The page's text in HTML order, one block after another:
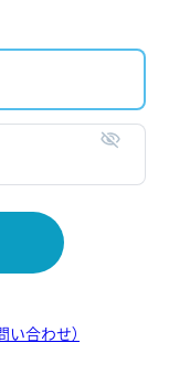
合わせ）